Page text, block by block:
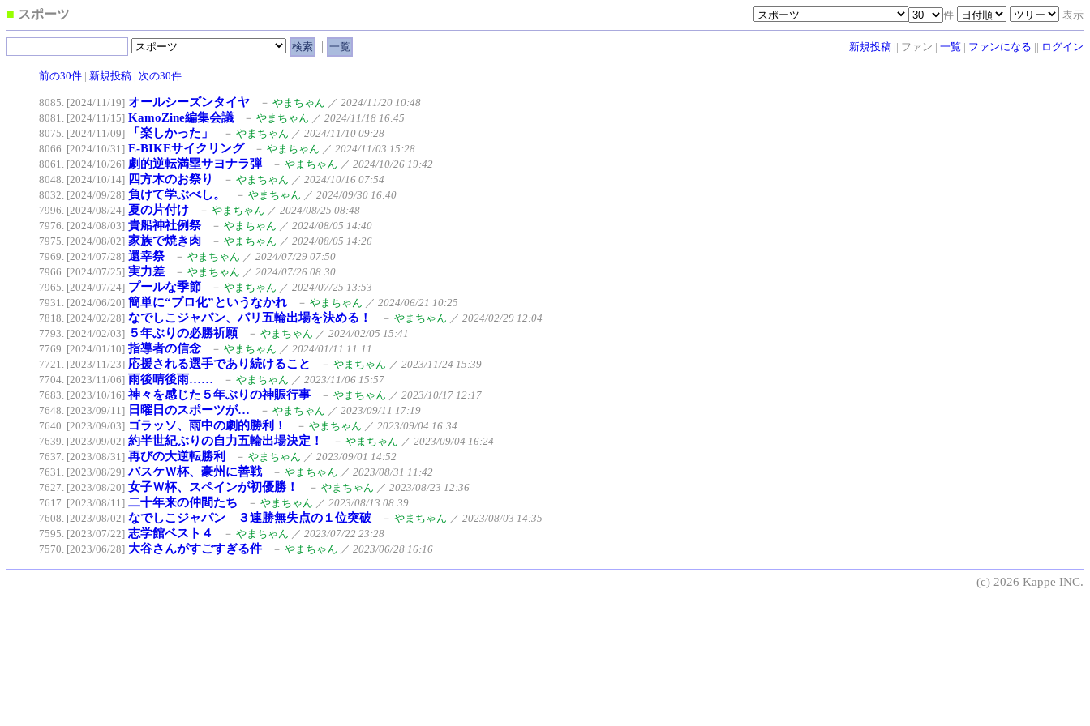
■ スポーツ 件 表示
|| 新規投稿 || ファン | 一覧 | ファンになる || ログイン
前の30件 | 新規投稿 | 次の30件
8085. [2024/11/19] オールシーズンタイヤ － やまちゃん ／ 2024/11/20 10:48
8081. [2024/11/15] KamoZine編集会議 － やまちゃん ／ 2024/11/18 16:45
8075. [2024/11/09]
「楽しかった」 － やまちゃん ／ 2024/11/10 09:28
8066. [2024/10/31] E-BIKEサイクリング － やまちゃん ／ 2024/11/03 15:28
8061. [2024/10/26] 劇的逆転満塁サヨナラ弾 － やまちゃん ／ 2024/10/26 19:42
8048. [2024/10/14] 四方木のお祭り － やまちゃん ／ 2024/10/16 07:54
8032. [2024/09/28] 負けて学ぶべし。 － やまちゃん ／ 2024/09/30 16:40
7996. [2024/08/24] 夏の片付け － やまちゃん ／ 2024/08/25 08:48
7976. [2024/08/03] 貴船神社例祭 － やまちゃん ／ 2024/08/05 14:40
7975. [2024/08/02] 家族で焼き肉 － やまちゃん ／ 2024/08/05 14:26
7969. [2024/07/28] 還幸祭 － やまちゃん ／ 2024/07/29 07:50
7966. [2024/07/25] 実力差 － やまちゃん ／ 2024/07/26 08:30
7965. [2024/07/24] プールな季節 － やまちゃん ／ 2024/07/25 13:53
7931. [2024/06/20] 簡単に“プロ化”というなかれ － やまちゃん ／ 2024/06/21 10:25
7818. [2024/02/28] なでしこジャパン、パリ五輪出場を決める！ － やまちゃん ／ 2024/02/29 12:04
7793. [2024/02/03] ５年ぶりの必勝祈願 － やまちゃん ／ 2024/02/05 15:41
7769. [2024/01/10] 指導者の信念 － やまちゃん ／ 2024/01/11 11:11
7721. [2023/11/23] 応援される選手であり続けること － やまちゃん ／ 2023/11/24 15:39
7704. [2023/11/06] 雨後晴後雨…… － やまちゃん ／ 2023/11/06 15:57
7683. [2023/10/16] 神々を感じた５年ぶりの神賑行事 － やまちゃん ／ 2023/10/17 12:17
7648. [2023/09/11] 日曜日のスポーツが… － やまちゃん ／ 2023/09/11 17:19
7640. [2023/09/03] ゴラッソ、雨中の劇的勝利！ － やまちゃん ／ 2023/09/04 16:34
7639. [2023/09/02] 約半世紀ぶりの自力五輪出場決定！ － やまちゃん ／ 2023/09/04 16:24
7637. [2023/08/31] 再びの大逆転勝利 － やまちゃん ／ 2023/09/01 14:52
7631. [2023/08/29] バスケＷ杯、豪州に善戦 － やまちゃん ／ 2023/08/31 11:42
7627. [2023/08/20] 女子Ｗ杯、スペインが初優勝！ － やまちゃん ／ 2023/08/23 12:36
7617. [2023/08/11] 二十年来の仲間たち － やまちゃん ／ 2023/08/13 08:39
7608. [2023/08/02] なでしこジャパン ３連勝無失点の１位突破 － やまちゃん ／ 2023/08/03 14:35
7595. [2023/07/22] 志学館ベスト４ － やまちゃん ／ 2023/07/22 23:28
7570. [2023/06/28] 大谷さんがすごすぎる件 － やまちゃん ／ 2023/06/28 16:16
(c) 2026 Kappe INC.